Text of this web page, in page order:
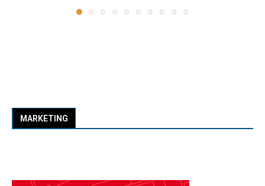
MARKETING